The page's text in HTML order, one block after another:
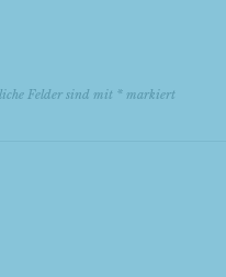
Felder sind mit * markiert